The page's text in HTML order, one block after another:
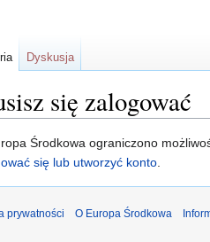
się zalogować
Środkowa ograniczono
się lub utworzyć konto.
Dyskusja
prywatności O Europa Środkowa